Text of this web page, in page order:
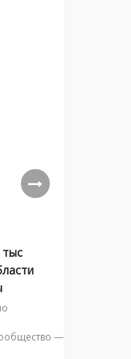
тыс
—